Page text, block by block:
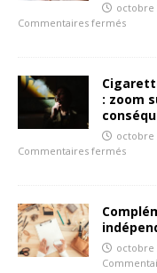
octobre
Commentaires fermés
: zoom
octobre
Commentaires fermés
octobre